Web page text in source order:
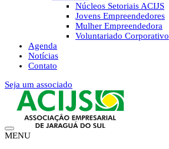
Núcleos Setoriais ACIJS
Jovens Empreendedores
Mulher Empreendedora
Voluntariado Corporativo
Agenda
Notícias
Contato
Seja um associado
MENU